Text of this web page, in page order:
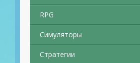
RPG
Симуляторы
Стратегии